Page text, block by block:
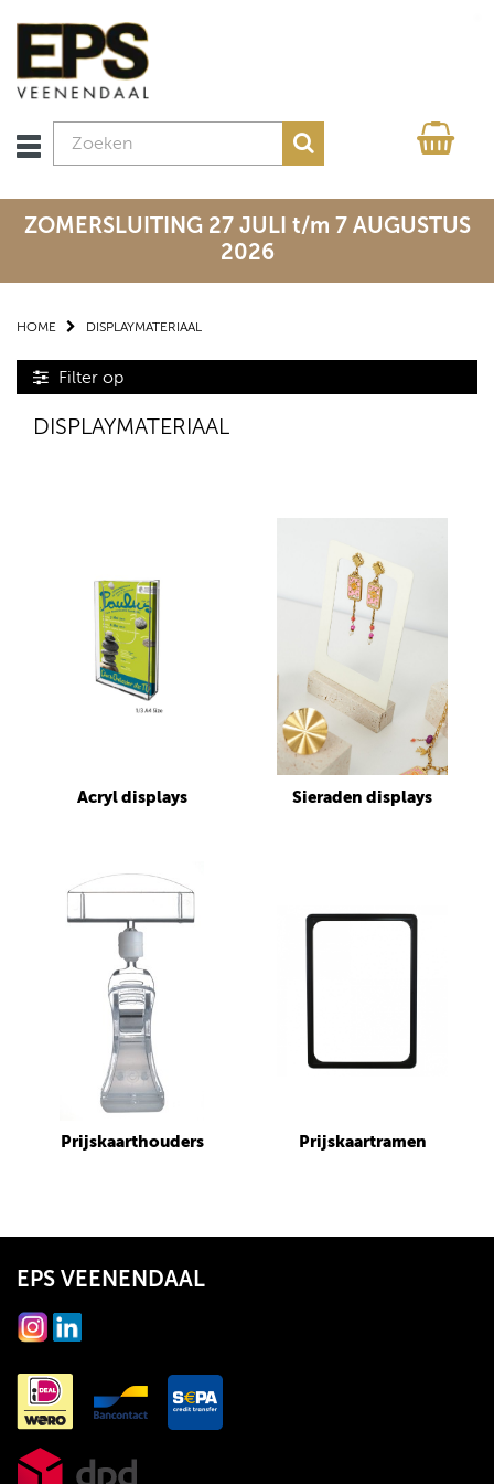
ZOMERSLUITING 27 JULI t/m 7 AUGUSTUS
2026
HOME DISPLAYMATERIAAL
Filter op
DISPLAYMATERIAAL
Acryl displays Sieraden displays
Prijskaarthouders Prijskaartramen
EPS VEENENDAAL